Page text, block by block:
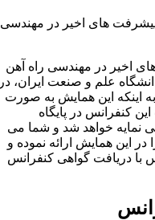
در مهندسی راه آهن
دانشگاه علم و صنعت ایران، در
این همایش به صورت
در پایگاه
خواهد شد و شما می
ارائه نموده و
گواهی کنفرانس